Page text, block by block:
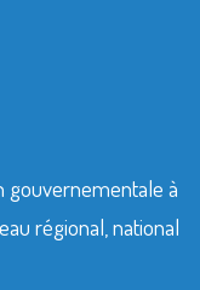
gouvernementale à
régional, national